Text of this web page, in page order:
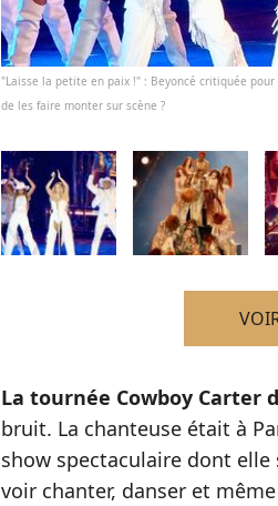
"Laisse la petite en paix !" : Beyoncé critiquée
de les faire monter sur scène ?
La tournée Cowboy Carter
bruit. La chanteuse était à
show spectaculaire dont
voir chanter, danser et